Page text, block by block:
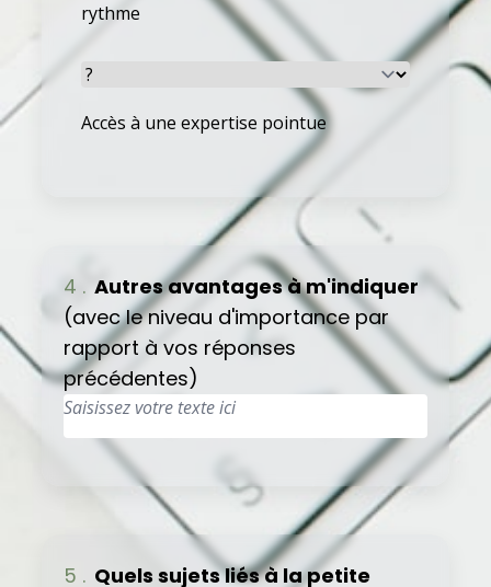
rythme
Accès à une expertise pointue
4 . Autres avantages à m'indiquer
(avec le niveau d'importance par
rapport à vos réponses
précédentes)
5 . Quels sujets liés à la petite